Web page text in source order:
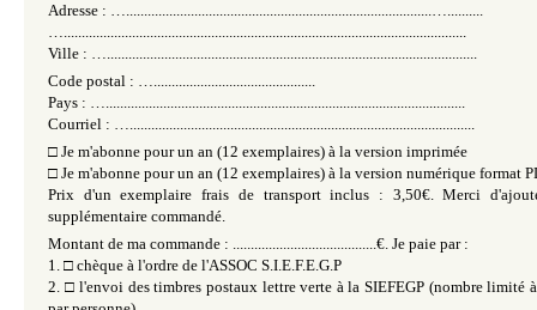
Adresse : ….....................................................................................…..........
…................................................................................................................
Ville : ….......................................................................................................
Code postal : ….............................................
Pays : …....................................................................................................
Courriel : …................................................................................................
□ Je m'abonne pour un an (12 exemplaires) à la version imprimée
□ Je m'abonne pour un an (12 exemplaires) à la version numérique format
Prix d'un exemplaire frais de transport inclus : 3,50€. Merci
supplémentaire commandé.
Montant de ma commande : ........................................€. Je paie par :
1. □ chèque à l'ordre de l'ASSOC S.I.E.F.E.G.P
2. □ l'envoi des timbres postaux lettre verte à la SIEFEGP (nombre limité